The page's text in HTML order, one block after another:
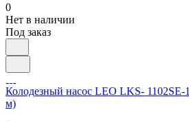
0
Нет в наличии
Под заказ
Колодезный насос LEO LKS- 1102SE-
м)